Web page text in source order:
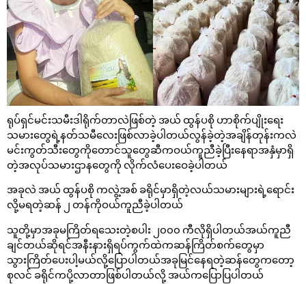
ရုပ်ရှင်မင်းသမီးဒါရိုက်တာလဲဖြစ်တဲ့ အယ် ထွန်ပစို ဟာစိုက်ပျိုးရေး
သမားတွေရဲ့နတ်သမီလေးဖြစ်လာခဲ့ပါတယ်လွန်ခဲ့တဲ့အချိန်တုန်းကလဲ
မင်းကွတ်သီးတွေကိုတောင်သူတွေဆီကဝယ်ကူညီခဲ့ပြီးနေရာအနှံမှာရှိ
တဲ့အလုပ်သမားဌာနတွေကို လိုက်လံပေးဝေခဲ့ပါတယ်
အခုလဲ အယ် ထွန်ပစို ကလွဲ့အစ် ခရိုင်မှာရှိတဲ့လယ်သမားများရဲ့ရောင်း
လို့မရတဲ့ဆန် ၂ တန်ကိုဝယ်ကူညီခဲ့ပါတယ်
သူတို့မှာအခုမကြိတ်ရသေးတဲ့စပါး ၂၀၀၀ ကီလိုရှိပါတယ်အယ်ကူညီ
ချင်တယ်ဆိုရင်အနီးနားရှိရပ်ကွက်ထဲကဆန်ကြိတ်စက်တွေမှာ
သွားကြိတ်ပေးပါ့မယ်လို့ပြောပါတယ်အခုမြင်နေရတဲ့ဆန်တွေကတော့
စုလင် ခရိုင်ကပို့လာတာဖြစ်ပါတယ်လို့ အယ်ကပြောပြပါတယ်